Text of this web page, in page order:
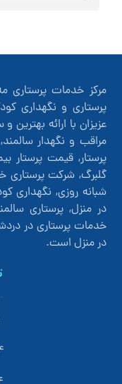
مرکز خدمات پرستاری
پرستاری و نگهداری
عزیزان با ارائه
مراقب و نگهدار
پرستار, قیمت پرستار
گلبرگ, شرکت پرستاری
شبانه روزی, نگهداری
در منزل, پرستاری
خدمات پرستاری در
در منزل است.